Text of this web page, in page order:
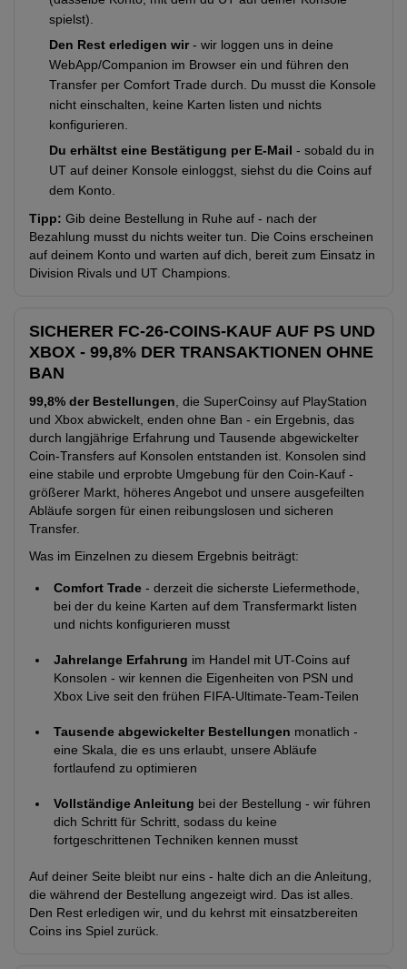
spielst).
Den Rest erledigen wir- wir loggen uns in deine
WebApp/Companion im Browser ein und führen den
Transfer per Comfort Trade durch. Du musst die Konsole
nicht einschalten, keine Karten listen und nichts
konfigurieren.
Du erhältst eine Bestätigung per E-Mail - sobald du in
UT auf deiner Konsole einloggst, siehst du die Coins auf
dem Konto.
Tipp: Gib deine Bestellung in Ruhe auf - nach der
Bezahlung musst du nichts weiter tun. Die Coins erscheinen
auf deinem Konto und warten auf dich, bereit zum Einsatz in
Division Rivals und UT Champions.
SICHERER FC-26-COINS-KAUF AUF PS UND
XBOX - 99,8% DER TRANSAKTIONEN OHNE
BAN
99,8% der Bestellungen , die SuperCoinsy auf PlayStation
und Xbox abwickelt, enden ohne Ban - ein Ergebnis, das
durch langjährige Erfahrung und Tausende abgewickelter
Coin-Transfers auf Konsolen entstanden ist. Konsolen sind
eine stabile und erprobte Umgebung für den Coin-Kauf -
größerer Markt, höheres Angebot und unsere ausgefeilten
Abläufe sorgen für einen reibungslosen und sicheren
Transfer.
Was im Einzelnen zu diesem Ergebnis beiträgt:
Comfort Trade - derzeit die sicherste Liefermethode,
bei der du keine Karten auf dem Transfermarkt listen
und nichts konfigurieren musst
Jahrelange Erfahrung im Handel mit UT-Coins auf
Konsolen - wir kennen die Eigenheiten von PSN und
Xbox Live seit den frühen FIFA-Ultimate-Team-Teilen
Tausende abgewickelter Bestellungen monatlich -
eine Skala, die es uns erlaubt, unsere Abläufe
fortlaufend zu optimieren
Vollständige Anleitung bei der Bestellung - wir führen
dich Schritt für Schritt, sodass du keine
fortgeschrittenen Techniken kennen musst
Auf deiner Seite bleibt nur eins - halte dich an die Anleitung,
die während der Bestellung angezeigt wird. Das ist alles.
Den Rest erledigen wir, und du kehrst mit einsatzbereiten
Coins ins Spiel zurück.